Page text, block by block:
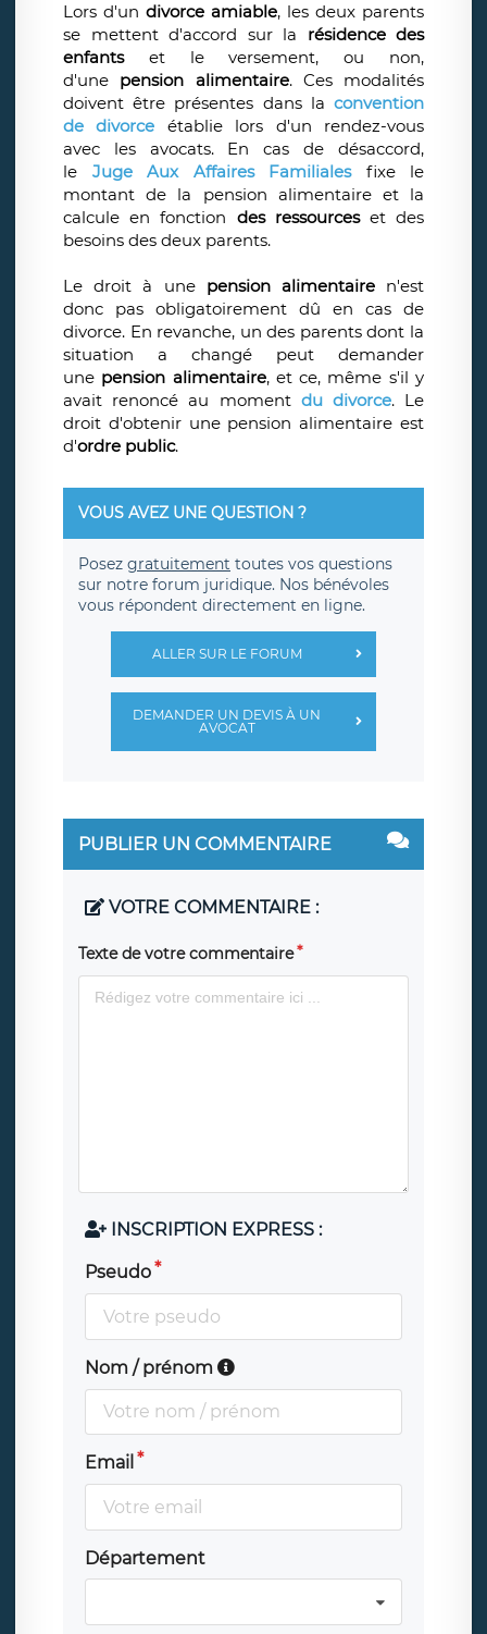
Lors d'un divorce amiable, les deux parents
se mettent d'accord sur la résidence des
enfantset le versement, ou non,
d'une pension alimentaire. Ces modalités
doivent être présentes dans la convention
de divorce établie lors d'un rendez-vous
avec les avocats. En cas de désaccord,
le Juge Aux Affaires Familialesfixe le
montant de la pension alimentaire et la
calcule en fonction des ressourceset des
besoins des deux parents.
Le droit à une pension alimentairen'est
donc pas obligatoirement dû en cas de
divorce. En revanche, un des parents dont la
situation a changé peut demander
une pension alimentaire, et ce, même s'il y
avait renoncé au moment du divorce. Le
droit d'obtenir une pension alimentaire est
d'ordre public.
VOUS AVEZ UNE QUESTION ?
Posez gratuitement toutes vos questions
sur notre forum juridique. Nos bénévoles
vous répondent directement en ligne.
ALLER SUR LE FORUM
DEMANDER UN DEVIS À UN
AVOCAT
PUBLIER UN COMMENTAIRE
VOTRE COMMENTAIRE :
Texte de votre commentaire
INSCRIPTION EXPRESS :
Pseudo
Nom / prénom
Email
Département